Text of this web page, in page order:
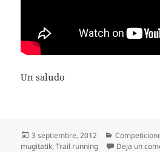
Un saludo
Publicado
el
3 septiembre, 2012 Categorías
mugitatik,Trail running Deja un